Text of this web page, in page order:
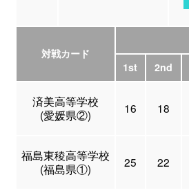
対戦カード
1st
2nd
済美高等学校
(愛媛県②)
16 18
福島東稜高等学校
(福島県①)
25 22